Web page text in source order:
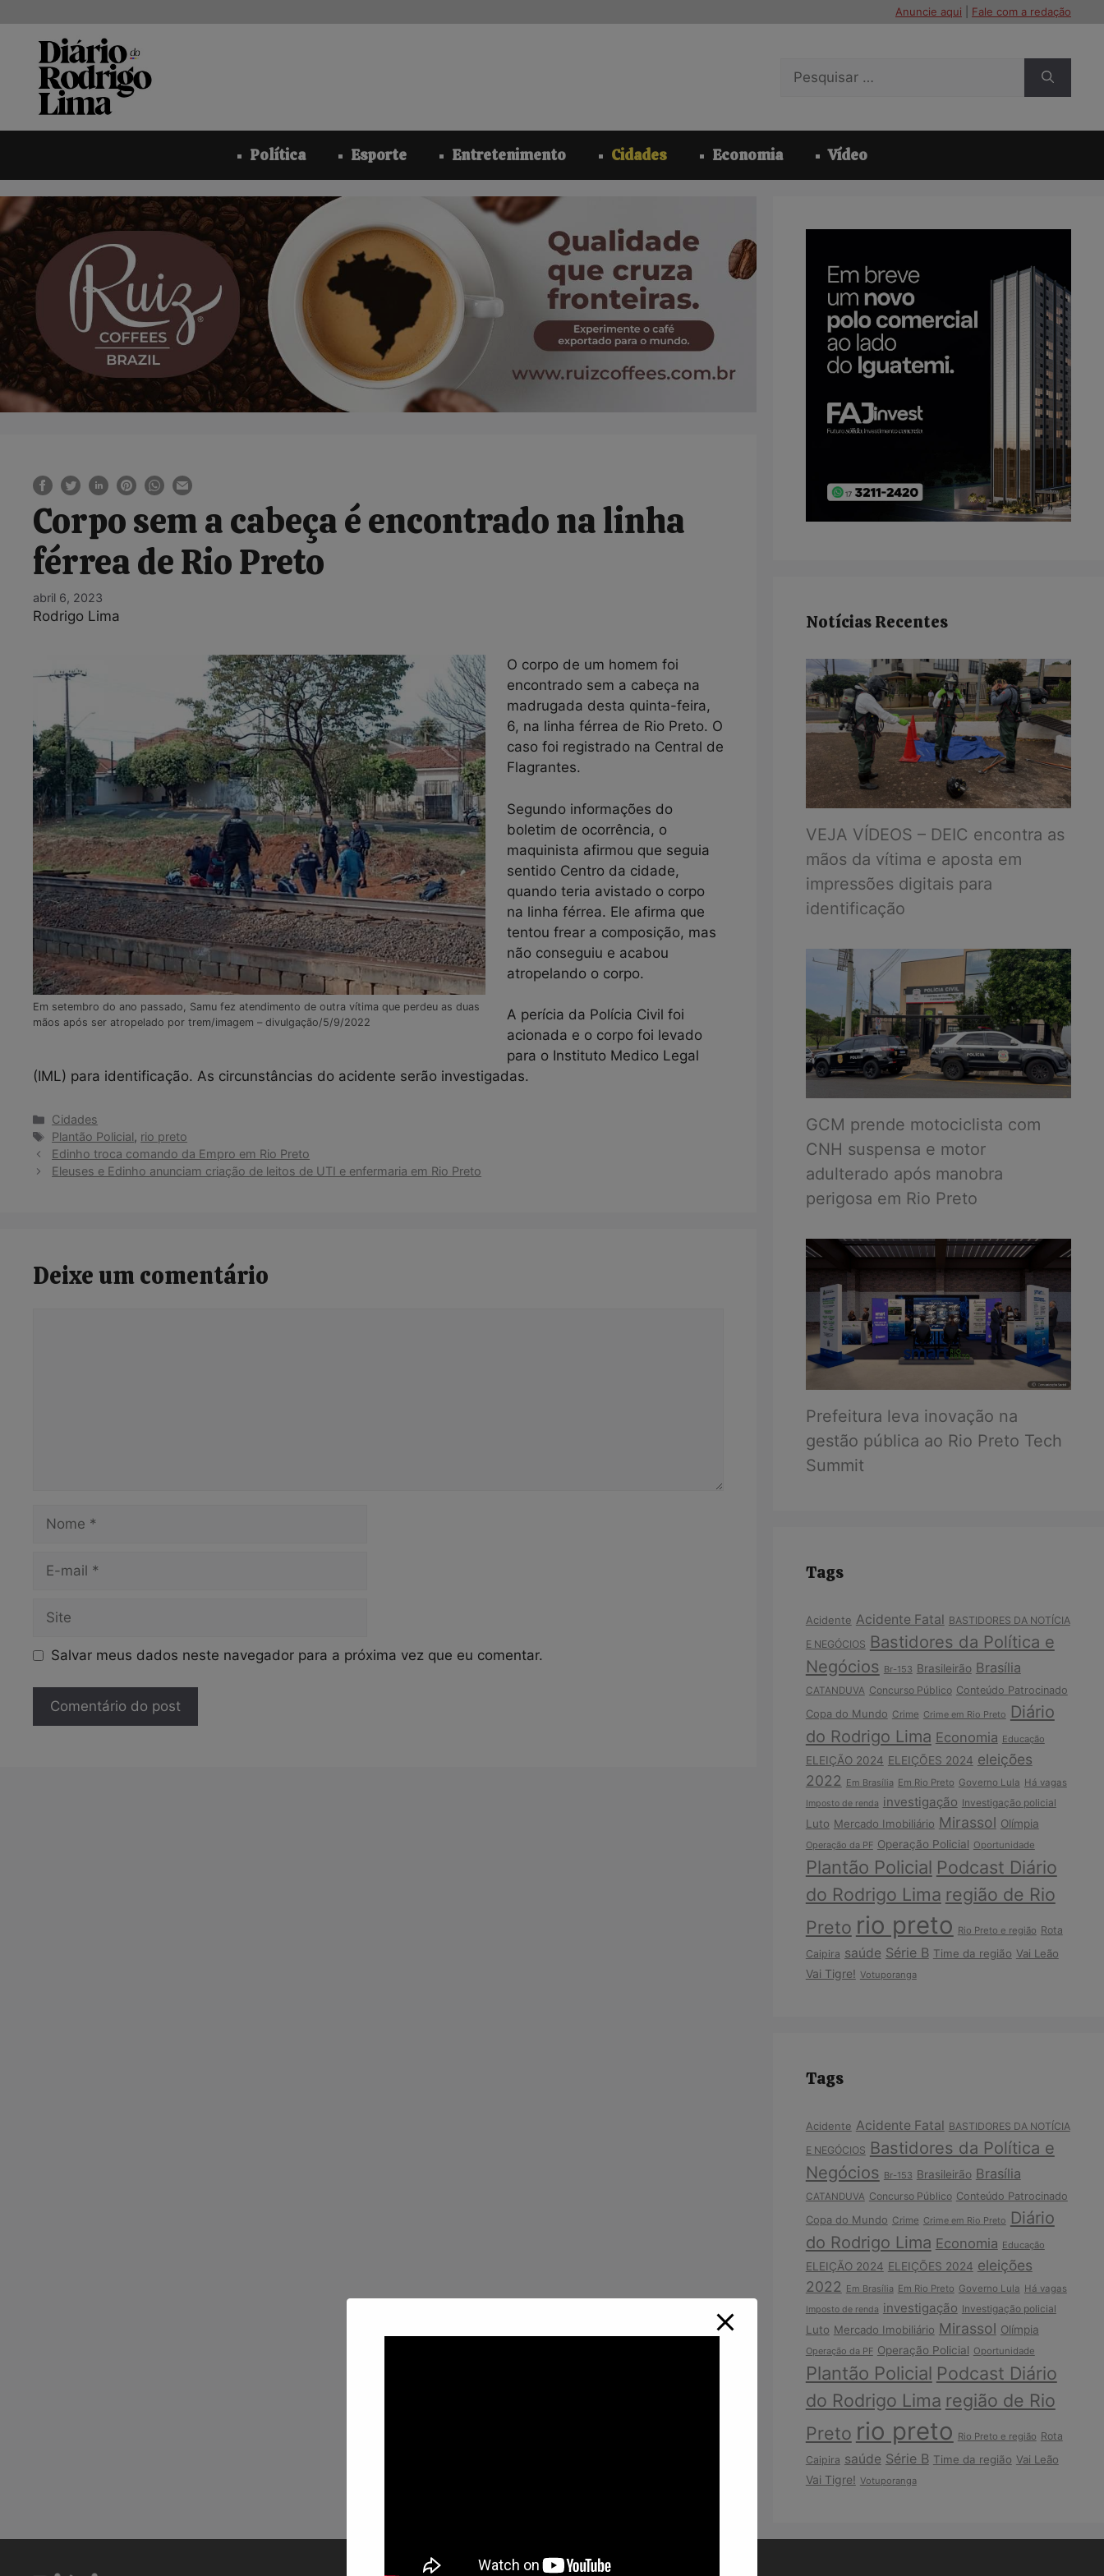
conteúdo
Anuncie aqui Fale com a redação
por:
Política Esporte Entretenimento Cidades Economia Vídeo
Corpo sem a cabeça é encontrado na linha
férrea de Rio Preto
abril 6, 2023
Rodrigo Lima
Em setembro do ano passado, Samu fez atendimento de outra vítima que perdeu as duas
mãos após ser atropelado por trem/imagem – divulgação/5/9/2022
O corpo de um homem foi
encontrado sem a cabeça na
madrugada desta quinta-feira,
6, na linha férrea de Rio Preto. O
caso foi registrado na Central de
Flagrantes.
Segundo informações do
boletim de ocorrência, o
maquinista afirmou que seguia
sentido Centro da cidade,
quando teria avistado o corpo
na linha férrea. Ele afirma que
tentou frear a composição, mas
não conseguiu e acabou
atropelando o corpo.
A perícia da Polícia Civil foi
acionada e o corpo foi levado
para o Instituto Medico Legal
(IML) para identificação. As circunstâncias do acidente serão investigadas.
Categorias
Cidades
Tags
Plantão Policial, rio preto
Edinho troca comando da Empro em Rio Preto
Eleuses e Edinho anunciam criação de leitos de UTI e enfermaria em Rio Preto
Deixe um comentário
Nome
Site
Salvar meus dados neste navegador para a próxima vez que eu comentar.
Notícias Recentes
VEJA VÍDEOS – DEIC encontra as
mãos da vítima e aposta em
impressões digitais para
identificação
GCM prende motociclista com
CNH suspensa e motor
adulterado após manobra
perigosa em Rio Preto
Prefeitura leva inovação na
gestão pública ao Rio Preto Tech
Summit
Tags
Acidente Acidente Fatal BASTIDORES DA NOTÍCIA
E NEGÓCIOS Bastidores da Política e
Negócios Br-153 Brasileirão Brasília
CATANDUVA Concurso Público Conteúdo Patrocinado
Copa do Mundo Crime Crime em Rio Preto Diário
do Rodrigo Lima Economia Educação
ELEIÇÃO 2024 ELEIÇÕES 2024 eleições
2022 Em Brasília Em Rio Preto Governo Lula Há vagas
Imposto de renda investigação Investigação policial
Luto Mercado Imobiliário Mirassol Olímpia
Operação da PF Operação Policial Oportunidade
Plantão Policial Podcast Diário
do Rodrigo Lima região de Rio
Preto rio preto Rio Preto e região Rota
Caipira saúde Série B Time da região Vai Leão
Vai Tigre! Votuporanga
Tags
Acidente Acidente Fatal BASTIDORES DA NOTÍCIA
E NEGÓCIOS Bastidores da Política e
Negócios Br-153 Brasileirão Brasília
CATANDUVA Concurso Público Conteúdo Patrocinado
Copa do Mundo Crime Crime em Rio Preto Diário
do Rodrigo Lima Economia Educação
ELEIÇÃO 2024 ELEIÇÕES 2024 eleições
2022 Em Brasília Em Rio Preto Governo Lula Há vagas
Imposto de renda investigação Investigação policial
Luto Mercado Imobiliário Mirassol Olímpia
Operação da PF Operação Policial Oportunidade
Plantão Policial Podcast Diário
do Rodrigo Lima região de Rio
Preto rio preto Rio Preto e região Rota
Caipira saúde Série B Time da região Vai Leão
Vai Tigre! Votuporanga